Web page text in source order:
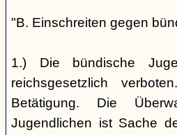
"B. Einschreiten gegen
1.) Die bündische
reichsgesetzlich
Betätigung. Die
Jugendlichen ist Sache